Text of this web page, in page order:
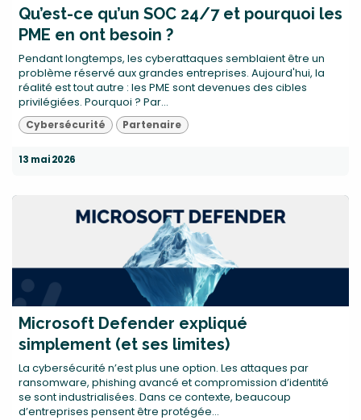
Qu’est-ce qu’un SOC 24/7 et pourquoi les
PME en ont besoin ?
Pendant longtemps, les cyberattaques semblaient être un
problème réservé aux grandes entreprises. Aujourd'hui, la
réalité est tout autre : les PME sont devenues des cibles
privilégiées. Pourquoi ? Par...
Cybersécurité Partenaire
13 mai 2026
Microsoft Defender expliqué
simplement (et ses limites)
La cybersécurité n’est plus une option. Les attaques par
ransomware, phishing avancé et compromission d’identité
se sont industrialisées. Dans ce contexte, beaucoup
d’entreprises pensent être protégée...